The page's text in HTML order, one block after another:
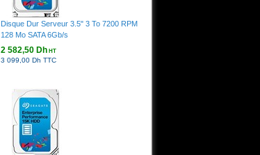
Disque Dur Serveur 3.5" 3 To 7200 RPM
128 Mo SATA 6Gb/s
2 582,50 DhHT
3 099,00 Dh TTC